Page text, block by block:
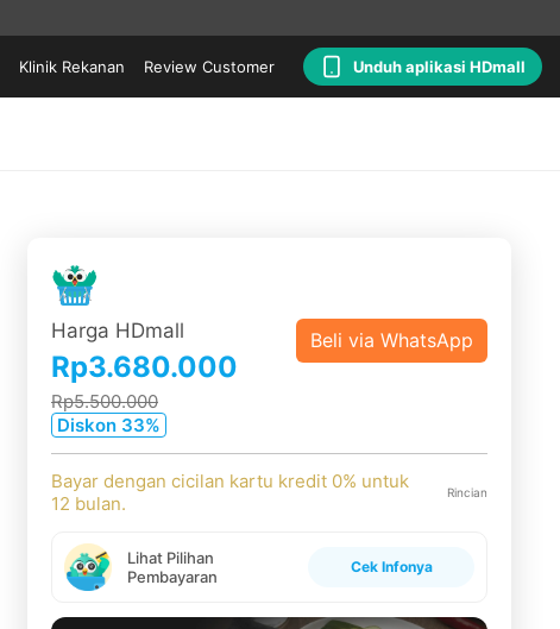
Klinik Rekanan Review Customer Unduh aplikasi HDmall
Harga HDmall
Rp3.680.000
Rp5.500.000
Diskon 33%
Beli via WhatsApp
Bayar dengan cicilan kartu kredit 0% untuk
12 bulan.
Rincian
Lihat Pilihan
Pembayaran
Cek Infonya